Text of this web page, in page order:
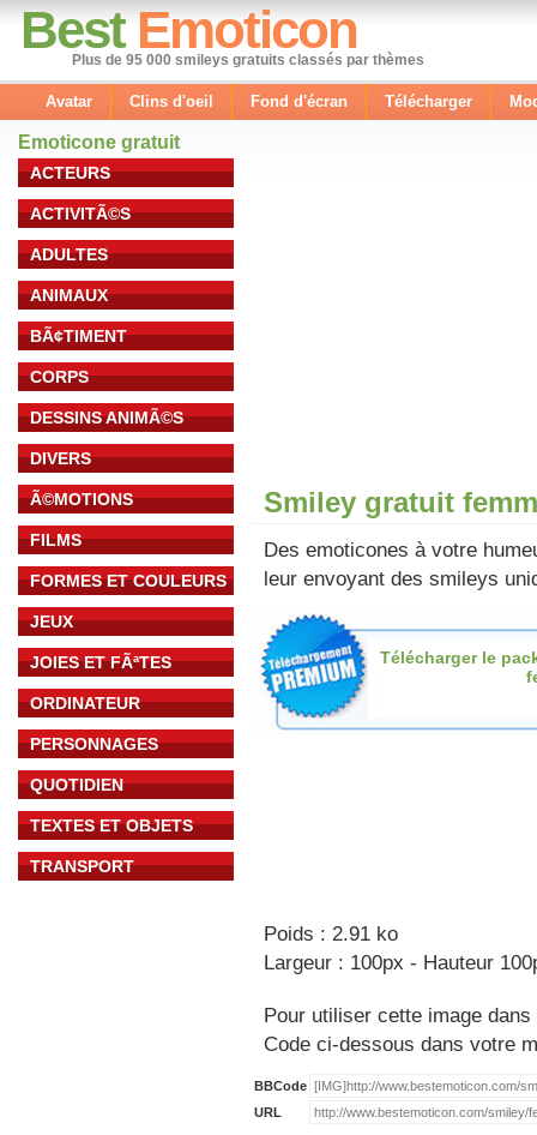
Best Emoticon
Plus de 95 000 smileys gratuits classés par thèmes
Avatar Clins d'oeil Fond d'écran Télécharger
Emoticone gratuit
ACTEURS
ACTIVITÃ©S
ADULTES
ANIMAUX
BÃ¢TIMENT
CORPS
DESSINS ANIMÃ©S
DIVERS
Ã©MOTIONS
FILMS
FORMES ET COULEURS
JEUX
JOIES ET FÃªTES
ORDINATEUR
PERSONNAGES
QUOTIDIEN
TEXTES ET OBJETS
TRANSPORT
Smiley gratuit
Des emoticones à votre
leur envoyant des smileys
Télécharger le
Poids : 2.91 ko
Largeur : 100px - Hauteur
Pour utiliser cette image
Code ci-dessous dans votre
BBCode
URL